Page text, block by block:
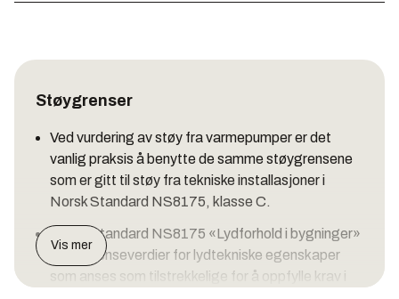
Støygrenser
Ved vurdering av støy fra varmepumper er det
vanlig praksis å benytte de samme støygrensene
som er gitt til støy fra tekniske installasjoner i
Norsk Standard NS8175, klasse C.
Norsk Standard NS8175 «Lydforhold i bygninger»
angir grenseverdier for lydtekniske egenskaper
som anses som tilstrekkelige for å oppfylle krav i
Vis mer